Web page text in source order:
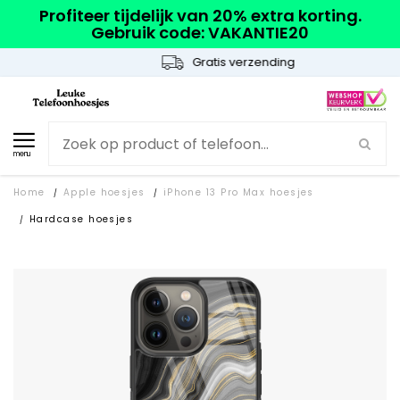
Profiteer tijdelijk van 20% extra korting.
Gebruik code: VAKANTIE20
Gratis verzending
menu
Home / Apple hoesjes / iPhone 13 Pro Max hoesjes
/ Hardcase hoesjes